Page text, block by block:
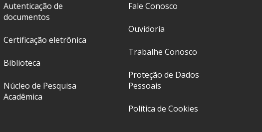
Autenticação de
documentos
Certificação eletrônica
Biblioteca
Núcleo de Pesquisa
Acadêmica
Fale Conosco
Ouvidoria
Trabalhe Conosco
Proteção de Dados
Pessoais
Política de Cookies